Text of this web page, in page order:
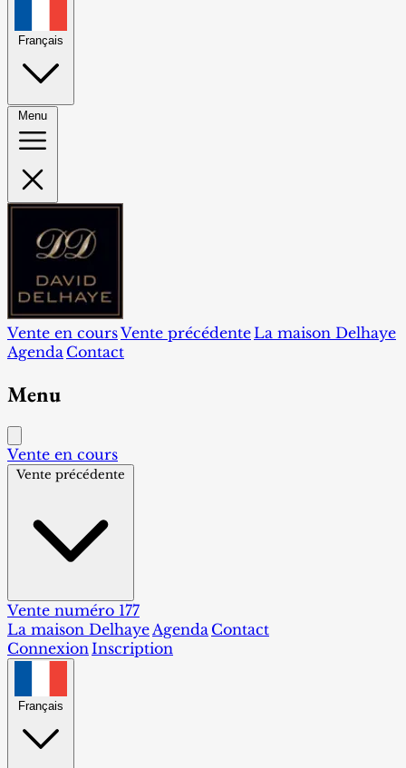
Français
Menu
Vente en coursVente précédente La maison Delhaye
Agenda Contact
Menu
Vente en cours
Vente précédente
Vente numéro 177
La maison DelhayeAgenda Contact
ConnexionInscription
Français